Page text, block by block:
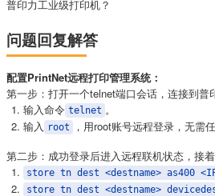
普印力工业级打印机？
问题回复解答
配置PrintNet远程打印管理系统：
第一步：打开一个telnet端口会话，连接到普
输入命令 telnet 。
输入 root ，用root账号远程登录，无需
第二步：成功登录后进入远程联机状态，接
store tn dest <destname> as400
store tn dest <destname>